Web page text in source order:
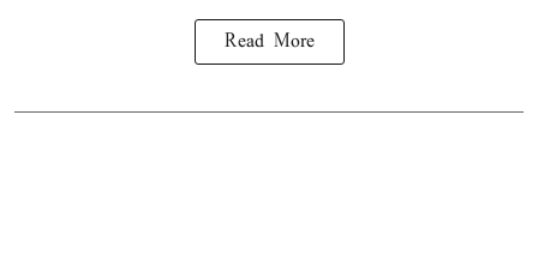
Read More